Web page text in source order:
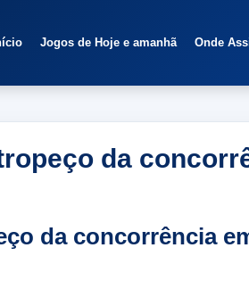
Jogos de Hoje e amanhã Onde
da
da concorrência